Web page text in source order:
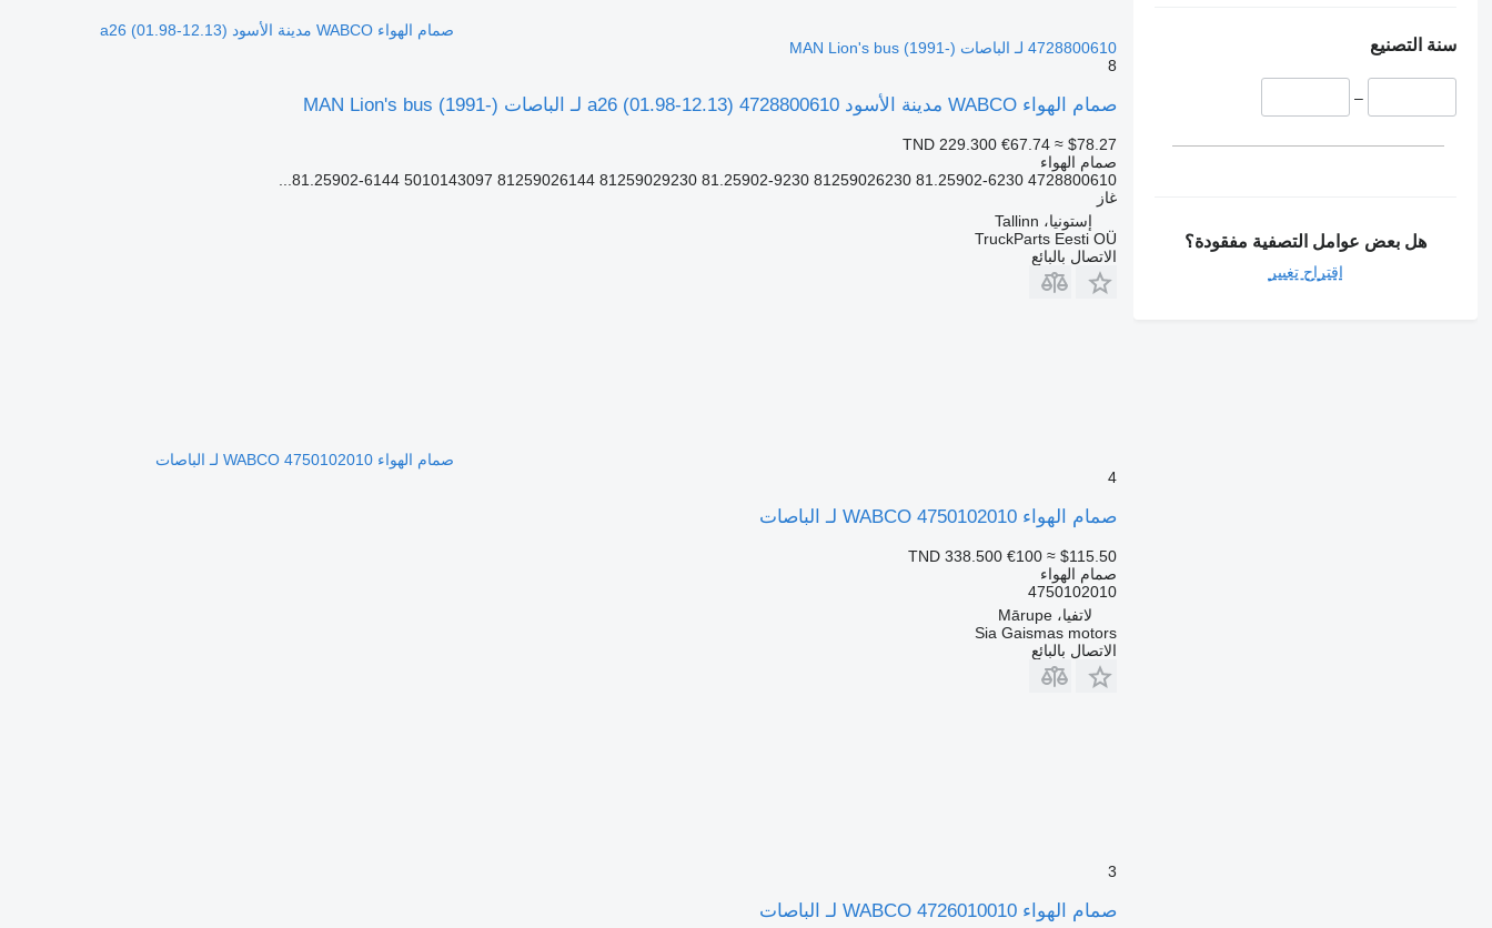
سنة التصنيع
–
هل بعض عوامل التصفية مفقودة؟
اقتراح تغيير
صمام الهواء WABCO مدينة الأسود a26 (01.98-12.13)
4728800610 لـ الباصات MAN Lion's bus (1991-)
8
صمام الهواء WABCO مدينة الأسود a26 (01.98-12.13) 4728800610 لـ الباصات MAN Lion's bus (1991-)
TND 229.300 €67.74 ≈ $78.27
صمام الهواء
4728800610 81.25902-6230 81259026230 81.25902-9230 81259029230 81259026144 5010143097 81.25902-6144...
غاز
إستونيا، Tallinn
TruckParts Eesti OÜ
الاتصال بالبائع
صمام الهواء WABCO 4750102010 لـ الباصات
4
صمام الهواء WABCO 4750102010 لـ الباصات
TND 338.500 €100 ≈ $115.50
صمام الهواء
4750102010
لاتفيا، Mārupe
Sia Gaismas motors
الاتصال بالبائع
3
صمام الهواء WABCO 4726010010 لـ الباصات